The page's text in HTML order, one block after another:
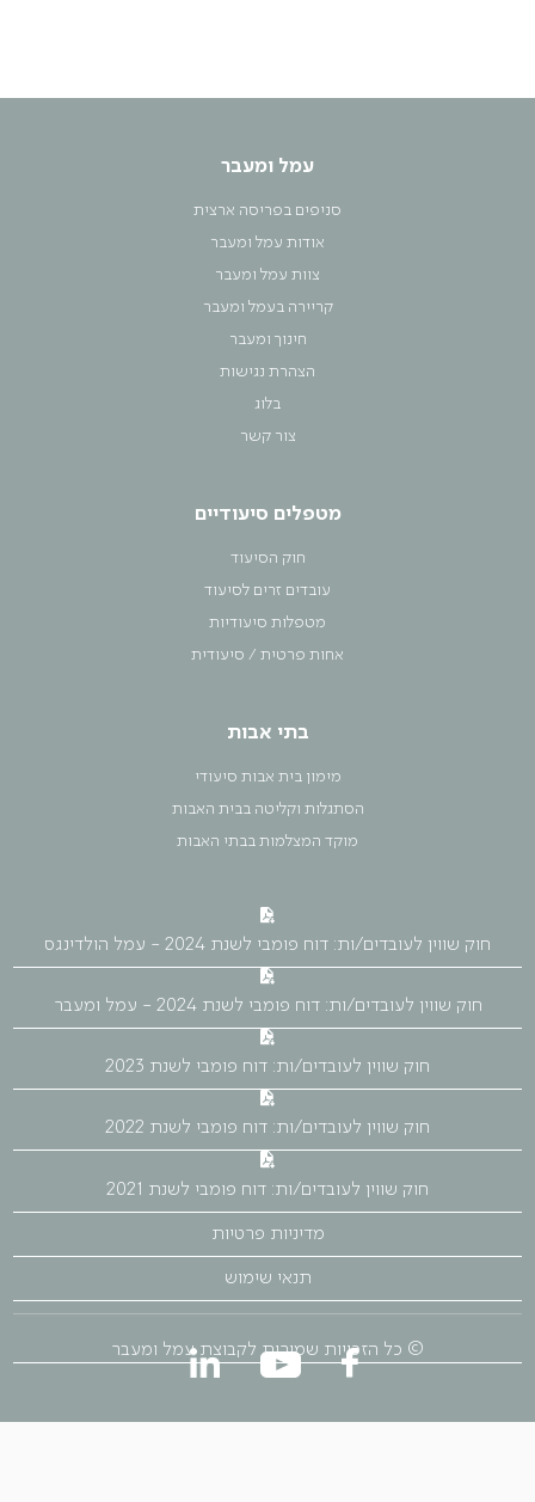
עמל ומעבר
סניפים בפריסה ארצית
אודות עמל ומעבר
צוות עמל ומעבר
קריירה בעמל ומעבר
חינוך ומעבר
הצהרת נגישות
צור קשר
מטפלים סיעודיים
חוק הסיעוד
עובדים זרים לסיעוד
מטפלות סיעודיות
אחות פרטית / סיעודית
בתי אבות
מימון בית אבות סיעודי
הסתגלות וקליטה בבית האבות
מוקד המצלמות בבתי האבות
חוק שווין לעובדים/ות: דוח פומבי לשנת 2024 - עמל הולדינגס
חוק שווין לעובדים/ות: דוח פומבי לשנת 2024 - עמל ומעבר
חוק שווין לעובדים/ות: דוח פומבי לשנת 2023
חוק שווין לעובדים/ות: דוח פומבי לשנת 2022
חוק שווין לעובדים/ות: דוח פומבי לשנת 2021
מדיניות פרטיות
תנאי שימוש
© כל הזכויות שמורות לקבוצת עמל ומעבר